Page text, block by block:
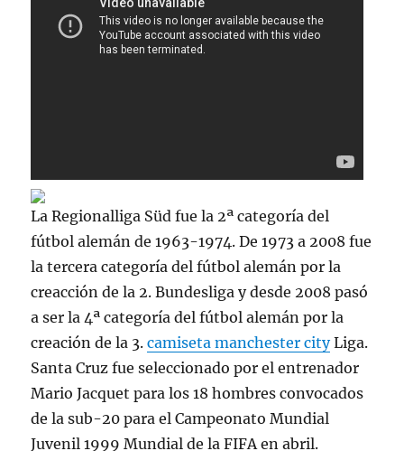
La Regionalliga Süd fue la 2ª categoría del
fútbol alemán de 1963-1974. De 1973 a 2008 fue
la tercera categoría del fútbol alemán por la
creacción de la 2. Bundesliga y desde 2008 pasó
a ser la 4ª categoría del fútbol alemán por la
creación de la 3.camiseta manchester cityLiga.
Santa Cruz fue seleccionado por el entrenador
Mario Jacquet para los 18 hombres convocados
de la sub-20 para el Campeonato Mundial
Juvenil 1999 Mundial de la FIFA en abril.